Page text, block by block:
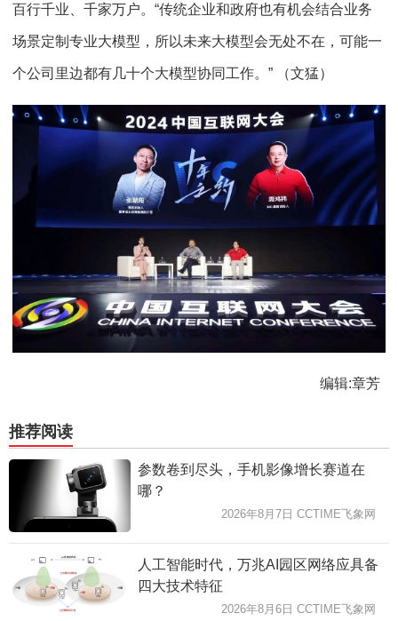
百行千业、千家万户。“传统企业和政府也有机会结合业务
场景定制专业大模型，所以未来大模型会无处不在，可能一
个公司里边都有几十个大模型协同工作。” （文猛）
编辑:章芳
推荐阅读
参数卷到尽头，手机影像增长赛道在
哪？
2026年8月7日 CCTIME飞象网
人工智能时代，万兆AI园区网络应具备
四大技术特征
2026年8月6日 CCTIME飞象网